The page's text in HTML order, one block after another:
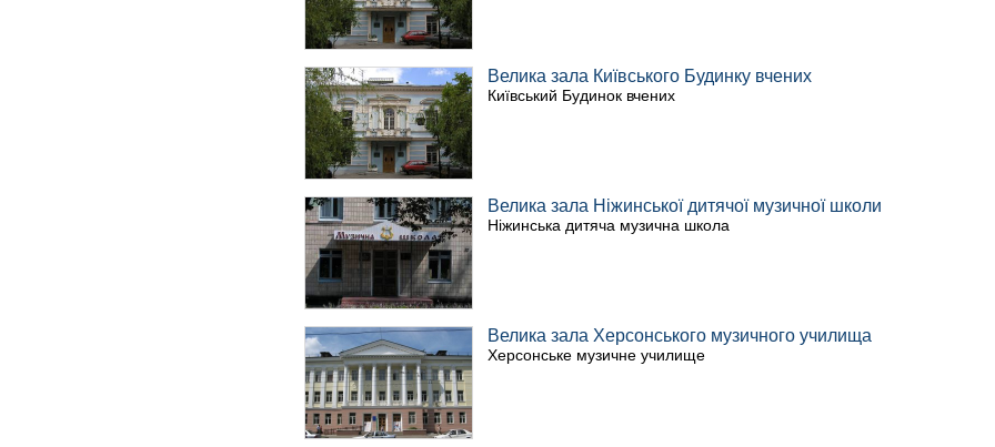
Велика зала Київського Будинку вчених
Київський Будинок вчених
Велика зала Ніжинської дитячої музичної школи
Ніжинська дитяча музична школа
Велика зала Херсонського музичного училища
Херсонське музичне училище